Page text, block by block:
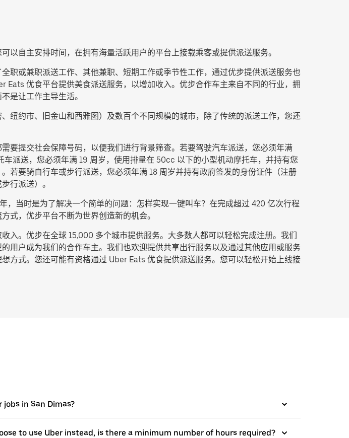
自主安排时间，在拥有海量活跃用户的平台上接载乘客或提供派送服务。
职或兼职派送工作、其他兼职、短期工作或季节性工作，通过优步提供派送服务也
优食平台提供美食派送服务，以增加收入。优步合作车主来自不同的行业，拥
是让工作主导生活。
纽约市、旧金山和西雅图）及数百个不同规模的城市，除了传统的派送工作，您还
要提交社会保障号码，以便我们进行背景筛查。若要驾驶汽车派送，您必须年满
派送，您必须年满 19 周岁，使用排量在 50cc 以下的小型机动摩托车，并持有您
。若要骑自行车或步行派送，您必须年满 18 周岁并持有政府签发的身份证件（注册
行派送）。
当时是为了解决一个简单的问题：怎样实现一键叫车？在完成超过 420 亿次行程
式，优步平台不断为世界创造新的机会。
入。优步在全球 15,000 多个城市提供服务。大多数人都可以轻松完成注册。我们
用户成为我们的合作车主。我们也欢迎提供共享出行服务以及通过其他应用或服务
方式。您还可能有资格通过 Uber Eats 优食提供派送服务。您可以轻松开始上线接
in San Dimas?
to use Uber instead, is there a minimum number of hours required?